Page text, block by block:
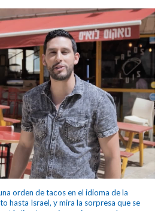
orden de tacos en el idioma de la
hasta Israel, y mira la sorpresa que se